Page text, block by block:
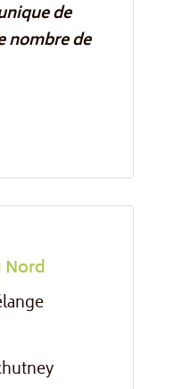
de
nombre de
Nord